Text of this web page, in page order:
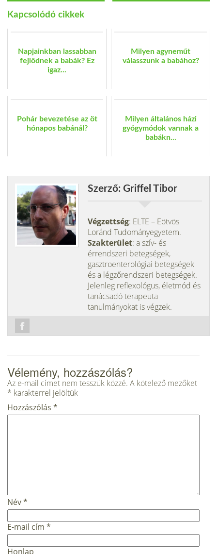
Kapcsolódó cikkek
Napjainkban lassabban
fejlődnek a babák? Ez
igaz...
Milyen agyneműt
válasszunk a babához?
Pohár bevezetése az öt
hónapos babánál?
Milyen általános házi
gyógymódok vannak a
babákn...
Szerző: Griffel Tibor
Végzettség: ELTE – Eötvös
Loránd Tudományegyetem.
Szakterület: a szív- és
érrendszeri betegségek,
gasztroenterológiai betegségek
és a légzőrendszeri betegségek.
Jelenleg reflexológus, életmód és
tanácsadó terapeuta
tanulmányokat is végzek.
Vélemény, hozzászólás?
Az e-mail címet nem tesszük közzé. A kötelező mezőket
* karakterrel jelöltük
Hozzászólás *
Név*
E-mail cím *
Honlap